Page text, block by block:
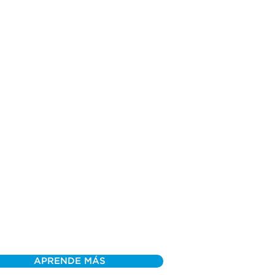
APRENDE MÁS